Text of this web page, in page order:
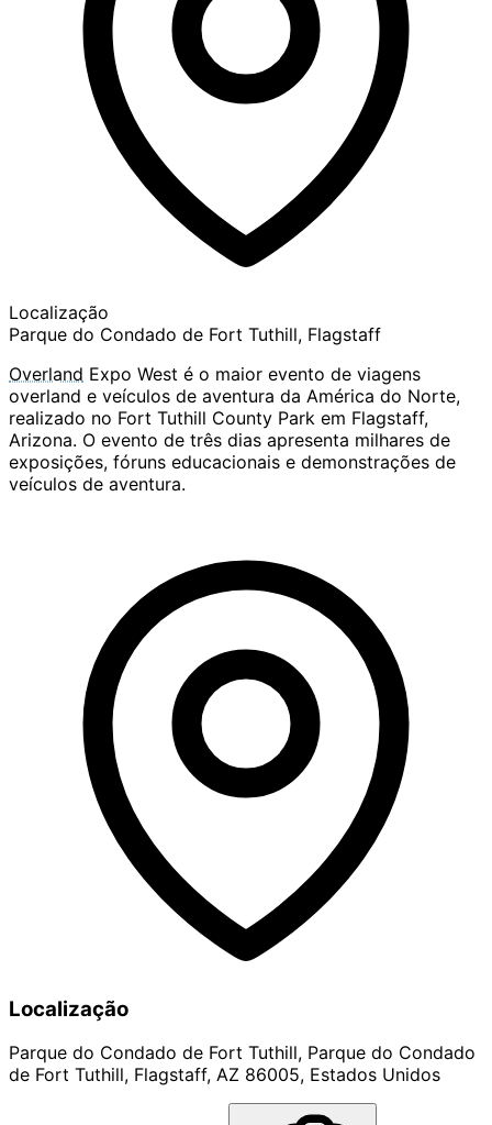
Localização
Parque do Condado de Fort Tuthill, Flagstaff
Overland Expo West é o maior evento de viagens
overland e veículos de aventura da América do Norte,
realizado no Fort Tuthill County Park em Flagstaff,
Arizona. O evento de três dias apresenta milhares de
exposições, fóruns educacionais e demonstrações de
veículos de aventura.
Localização
Parque do Condado de Fort Tuthill, Parque do Condado
de Fort Tuthill, Flagstaff, AZ 86005, Estados Unidos